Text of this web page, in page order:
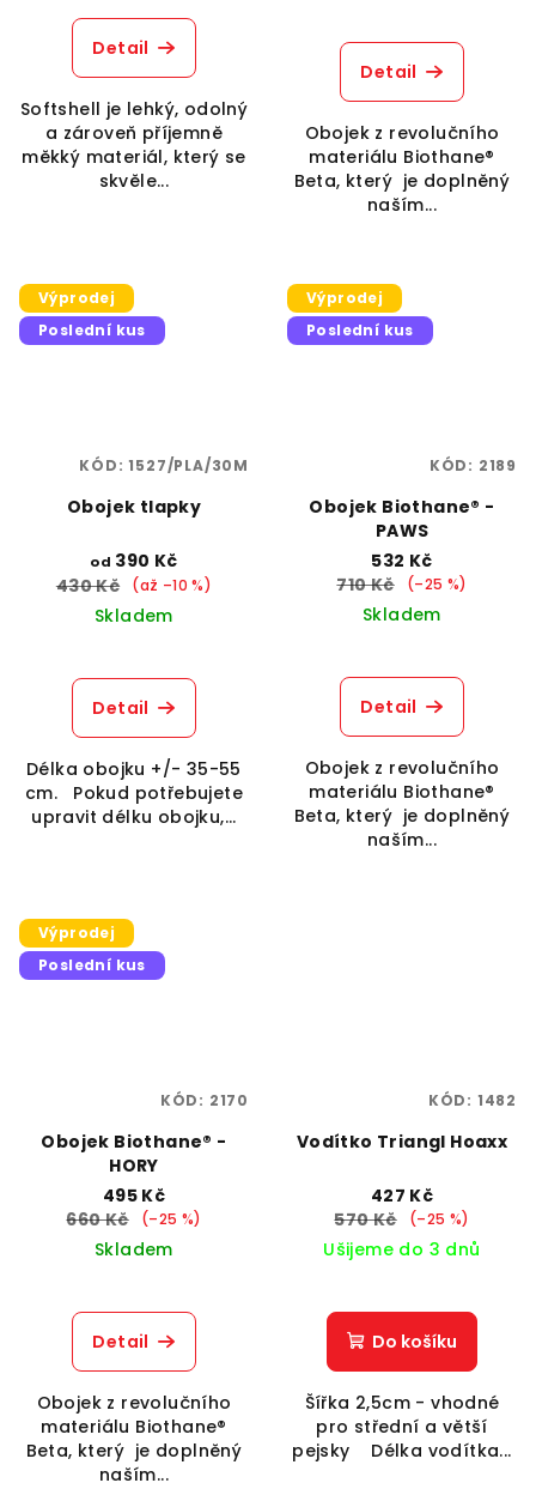
Detail
Softshell je lehký, odolný
a zároveň příjemně
měkký materiál, který se
skvěle...
Detail
Obojek z revolučního
materiálu Biothane®
Beta, který je doplněný
naším...
Výprodej
Poslední kus
Obojek tlapky
od 390 Kč
430 Kč
(až –10 %)
Skladem
Detail
Délka obojku +/- 35-55
cm. Pokud potřebujete
upravit délku obojku,...
KÓD:1527/PLA/30M
Výprodej
Poslední kus
Obojek Biothane® -
PAWS
532 Kč
710 Kč
(–25 %)
Skladem
Detail
Obojek z revolučního
materiálu Biothane®
Beta, který je doplněný
naším...
KÓD: 2189
Výprodej
Poslední kus
Obojek Biothane® -
HORY
495 Kč
660 Kč
(–25 %)
Skladem
Detail
Obojek z revolučního
materiálu Biothane®
Beta, který je doplněný
naším...
KÓD: 2170
Vodítko Triangl Hoaxx
427 Kč
570 Kč
(–25 %)
Ušijeme do 3 dnů
Do košíku
Šířka 2,5cm - vhodné
pro střední a větší
pejsky Délka vodítka...
KÓD: 1482